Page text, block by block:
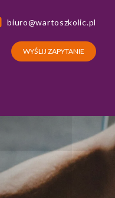
biuro@wartoszkolic.pl
WYŚLIJ ZAPYTANIE